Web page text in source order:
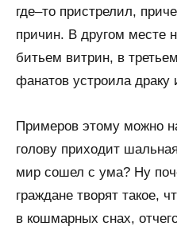
где–то пристрелил,
причин. В другом месте
битьем витрин, в
фанатов устроила драку
Примеров этому можно
голову приходит
мир сошел с ума? Ну
граждане творят такое,
в кошмарных снах,